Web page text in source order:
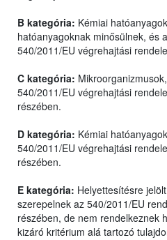
B kategória: Kémiai
hatóanyagoknak minősülnek, és
540/2011/EU végrehajtási
C kategória:
540/2011/EU végrehajtási
részében.
D kategória: Kémiai
540/2011/EU végrehajtási
részében.
E kategória: Helyettesítésre
szerepelnek az 540/2011/EU
részében, de nem rendelkeznek
kizáró kritérium alá tartozó